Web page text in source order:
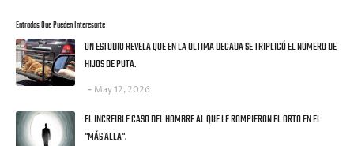
Entradas Que Pueden Interesarte
UN ESTUDIO REVELA QUE EN LA ULTIMA DECADA SE TRIPLICÓ EL NUMERO DE
HIJOS DE PUTA.
May 12, 2026
EL INCREIBLE CASO DEL HOMBRE AL QUE LE ROMPIERON EL ORTO EN EL
"MÁS ALLA".